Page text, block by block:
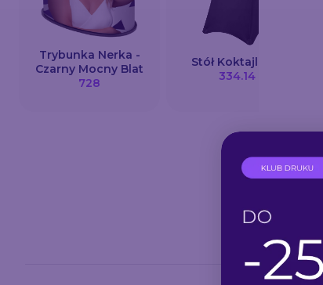
Trybunka Nerka -
Czarny Mocny Blat
728
Stół Koktajlowy
334.14